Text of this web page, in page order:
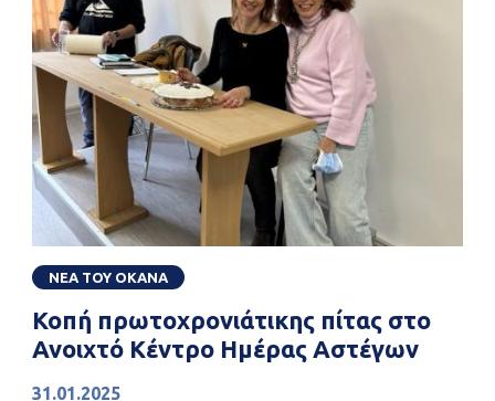
ΝΕΑ ΤΟΥ ΟΚΑΝΑ
Κοπή πρωτοχρονιάτικης πίτας στο
Ανοιχτό Κέντρο Ημέρας Αστέγων
31.01.2025